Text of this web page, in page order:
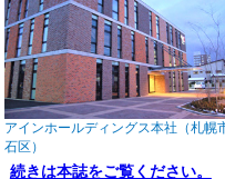
アインホールディングス本社（札幌
石区）
続きは本誌をご覧ください。